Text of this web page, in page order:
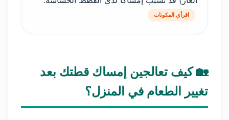
اقرأي المكونات
🏡 كيف تعالجين إمساك قطتك بعد
تغيير الطعام في المنزل؟